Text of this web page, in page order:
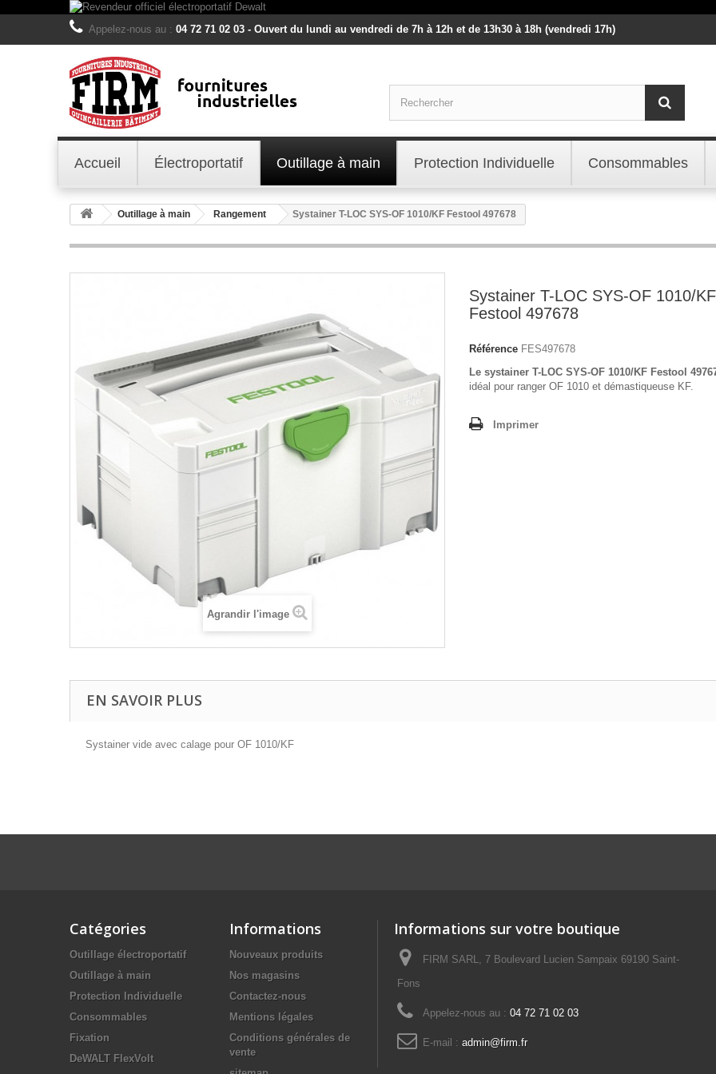
Appelez-nous au : 04 72 71 02 03 - Ouvert du lundi au vendredi de 7h à 12h et de 13h30 à 18h (vendredi 17h)
Accueil Électroportatif Outillage à main Protection Individuelle Consommables
Outillage à main Rangement Systainer T-LOC SYS-OF 1010/KF Festool 497678
Agrandir l'image
Systainer T-LOC SYS-OF 1010/KF
Festool 497678
Référence FES497678
Le systainer T-LOC SYS-OF 1010/KF Festool
idéal pour ranger OF 1010 et démastiqueuse KF.
Imprimer
EN SAVOIR PLUS
Systainer vide avec calage pour OF 1010/KF
Catégories
Outillage électroportatif
Outillage à main
Protection Individuelle
Consommables
Fixation
DeWALT FlexVolt
Informations
Nouveaux produits
Nos magasins
Contactez-nous
Mentions légales
Conditions générales de
vente
Informations sur votre boutique
FIRM SARL, 7 Boulevard Lucien Sampaix 69190 Saint-
Fons
Appelez-nous au : 04 72 71 02 03
E-mail : admin@firm.fr